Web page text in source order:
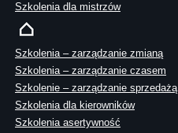
Szkolenia dla mistrzów
Szkolenia – zarządzanie zmianą
Szkolenia – zarządzanie czasem
Szkolenie – zarządzanie sprzedażą
Szkolenia dla kierowników
Szkolenia asertywność